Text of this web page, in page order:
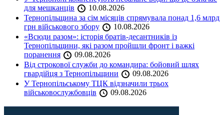
для мешканців
10.08.2026
Тернопільщина за сім місяців спрямувала понад 1,6 млрд
грн військового збору
10.08.2026
«Всюди разом»: історія братів-десантників із
Тернопільщини, які разом пройшли фронт і важкі
поранення
09.08.2026
Від строкової служби до командира: бойовий шлях
гвардійця з Тернопільщини
09.08.2026
У Тернопільському ТЦК відзначили трьох
військовослужбовців
09.08.2026